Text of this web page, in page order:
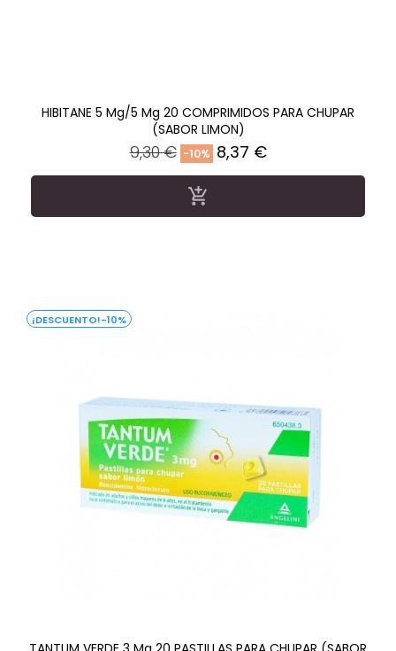
HIBITANE 5 Mg/5 Mg 20 COMPRIMIDOS PARA CHUPAR
(SABOR LIMON)
Precio
regular
9,30 € -10% Precio
8,37 €

-10%